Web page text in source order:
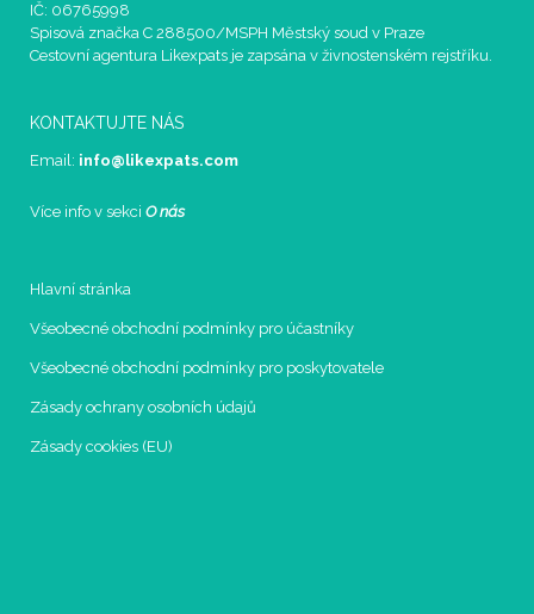
IČ: 06765998
Spisová značka C 288500/MSPH Městský soud v Praze
Cestovní agentura Likexpats je zapsána v živnostenském rejstříku.
KONTAKTUJTE NÁS
Email: info@likexpats.com
Více info v sekci O nás
Hlavní stránka
Všeobecné obchodní podmínky pro účastníky
Všeobecné obchodní podmínky pro poskytovatele
Zásady ochrany osobních údajů
Zásady cookies (EU)